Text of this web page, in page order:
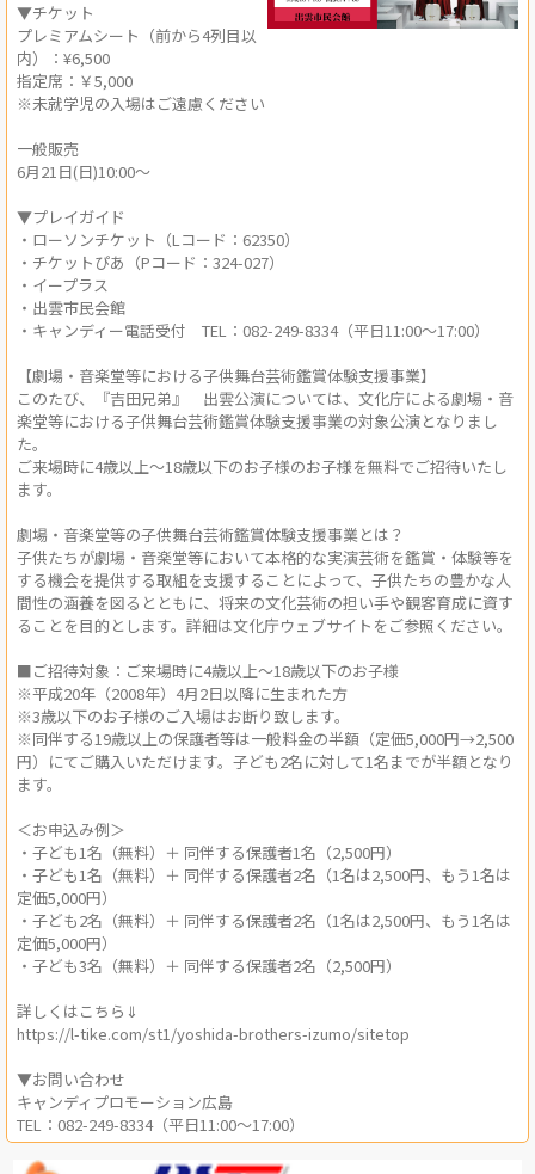
▼チケット
プレミアムシート（前から4列目以
内）：¥6,500
指定席：￥5,000
※未就学児の入場はご遠慮ください
一般販売
6月21日(日)10:00～
▼プレイガイド
・ローソンチケット（Lコード：62350）
・チケットぴあ（Pコード：324-027）
・イープラス
・出雲市民会館
・キャンディー電話受付 TEL：082-249-8334（平日11:00～17:00）
【劇場・音楽堂等における子供舞台芸術鑑賞体験支援事業】
このたび、『吉田兄弟』 出雲公演については、文化庁による劇場・音
楽堂等における子供舞台芸術鑑賞体験支援事業の対象公演となりまし
た。
ご来場時に4歳以上～18歳以下のお子様のお子様を無料でご招待いたし
ます。
劇場・音楽堂等の子供舞台芸術鑑賞体験支援事業とは？
子供たちが劇場・音楽堂等において本格的な実演芸術を鑑賞・体験等を
する機会を提供する取組を支援することによって、子供たちの豊かな人
間性の涵養を図るとともに、将来の文化芸術の担い手や観客育成に資す
ることを目的とします。詳細は文化庁ウェブサイトをご参照ください。
■ご招待対象：ご来場時に4歳以上～18歳以下のお子様
※平成20年（2008年）4月2日以降に生まれた方
※3歳以下のお子様のご入場はお断り致します。
※同伴する19歳以上の保護者等は一般料金の半額（定価5,000円→2,500
円）にてご購⼊いただけます。⼦ども2名に対して1名までが半額となり
ます。
＜お申込み例＞
・⼦ども1名（無料）＋ 同伴する保護者1名（2,500円）
・⼦ども1名（無料）＋ 同伴する保護者2名（1名は2,500円、もう1名は
定価5,000円）
・⼦ども2名（無料）＋ 同伴する保護者2名（1名は2,500円、もう1名は
定価5,000円）
・⼦ども3名（無料）＋ 同伴する保護者2名（2,500円）
詳しくはこちら⇓
https://l-tike.com/st1/yoshida-brothers-izumo/sitetop
▼お問い合わせ
キャンディプロモーション広島
TEL：082-249-8334（平日11:00～17:00）